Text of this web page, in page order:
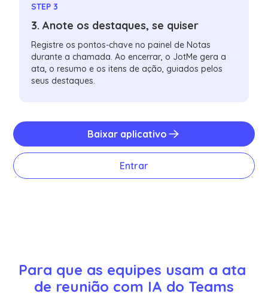
STEP 3
3. Anote os destaques, se quiser
Registre os pontos-chave no painel de Notas
durante a chamada. Ao encerrar, o JotMe gera a
ata, o resumo e os itens de ação, guiados pelos
seus destaques.
Baixar aplicativo
Entrar
Para que as equipes usam a ata
de reunião com IA do Teams